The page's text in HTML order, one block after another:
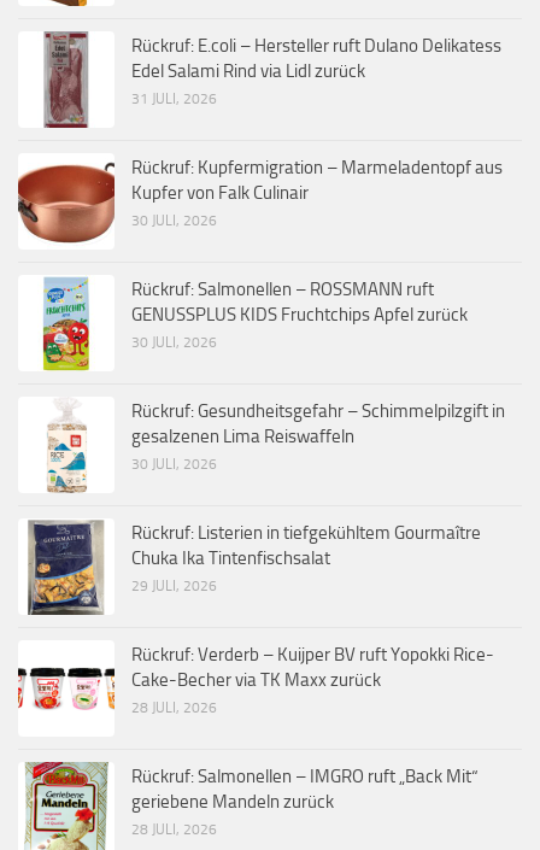
Rückruf: E.coli – Hersteller ruft Dulano Delikatess
Edel Salami Rind via Lidl zurück
31 JULI, 2026
Rückruf: Kupfermigration – Marmeladentopf aus
Kupfer von Falk Culinair
30 JULI, 2026
Rückruf: Salmonellen – ROSSMANN ruft
GENUSSPLUS KIDS Fruchtchips Apfel zurück
30 JULI, 2026
Rückruf: Gesundheitsgefahr – Schimmelpilzgift in
gesalzenen Lima Reiswaffeln
30 JULI, 2026
Rückruf: Listerien in tiefgekühltem Gourmaître
Chuka Ika Tintenfischsalat
29 JULI, 2026
Rückruf: Verderb – Kuijper BV ruft Yopokki Rice-
Cake-Becher via TK Maxx zurück
28 JULI, 2026
Rückruf: Salmonellen – IMGRO ruft „Back Mit“
geriebene Mandeln zurück
28 JULI, 2026